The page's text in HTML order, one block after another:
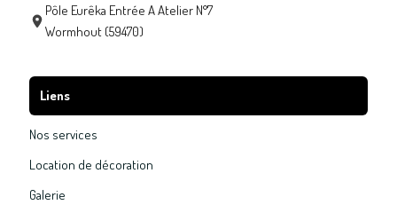
Pôle Eurêka Entrée A Atelier N°7
Wormhout (59470)
Liens
Nos services
Location de décoration
Galerie